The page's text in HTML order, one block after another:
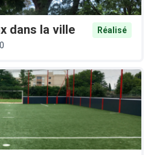
dans la ville
Réalisé
0